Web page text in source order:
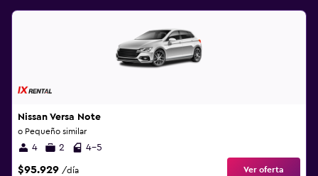
Nissan Versa Note
o Pequeño similar
4 2 4-5
$95.929 /día Ver oferta